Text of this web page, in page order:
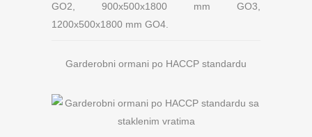
GO2, 900x500x1800 mm GO3,
1200x500x1800 mm GO4.
Garderobni ormani po HACCP standardu